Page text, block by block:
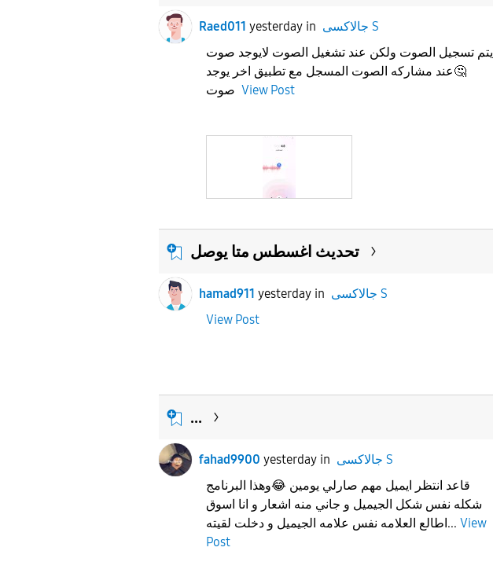
Raed011 yesterday in
جالاكسى S
يتم تسجيل الصوت ولكن عند تشغيل الصوت لايوجد صوت
🤔عند مشاركه الصوت المسجل مع تطبيق اخر يوجد
View Post
تحديث اغسطس متا يوصل
hamad911 yesterday in
جالاكسى S
View Post
...
fahad9900 yesterday in
جالاكسى S
قاعد انتظر ايميل مهم صارلي يومين 😂وهذا البرنامج
شكله نفس شكل الجيميل و جاني منه اشعار و انا اسوق
اطالع العلامه نفس علامه الجيميل و دخلت لقيته... View
Post